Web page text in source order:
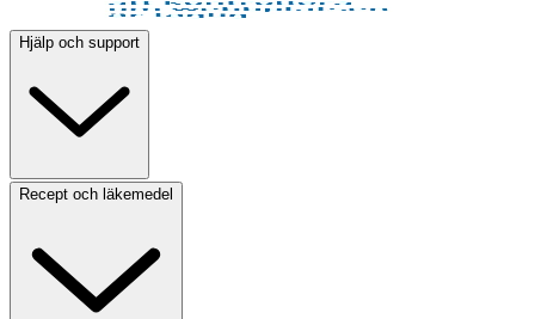
Hjälp och support
Recept och läkemedel